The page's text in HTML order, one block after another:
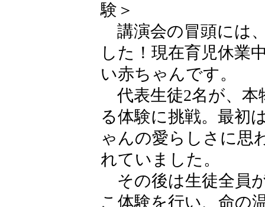
験＞
講演会の冒頭には
した！現在育児休業
い赤ちゃんです。
代表生徒2名が、本
る体験に挑戦。最初
ゃんの愛らしさに思
れていました。
その後は生徒全員
こ体験を行い、命の